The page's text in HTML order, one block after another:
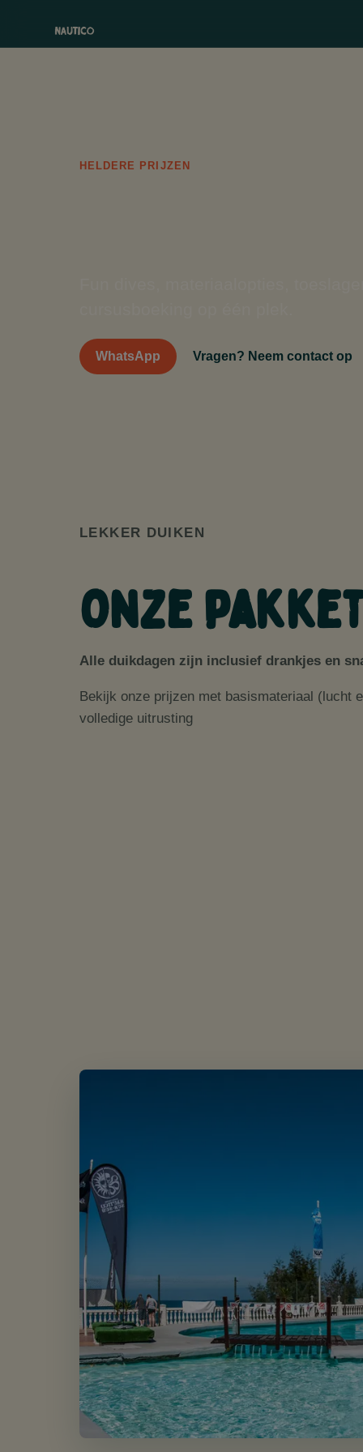
HELDERE PRIJZEN
WhatsApp Vragen? Neem contact op
LEKKER DUIKEN
Onze
Alle duikdagen zijn inclusief drankjes en
Bekijk onze prijzen met basismateriaal (lucht
volledige uitrusting